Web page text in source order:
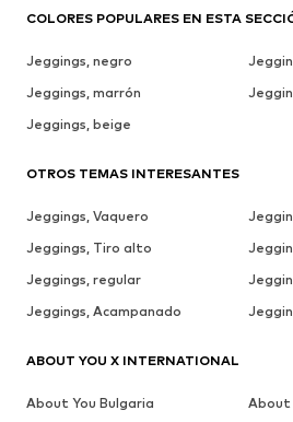
COLORES POPULARES EN ESTA
Jeggings, negro
Jeggings, marrón
Jeggings, beige
OTROS TEMAS INTERESANTES
Jeggings, Vaquero
Jeggings, Tiro alto
Jeggings, regular
Jeggings, Acampanado
ABOUT YOU X INTERNATIONAL
About You Bulgaria
About